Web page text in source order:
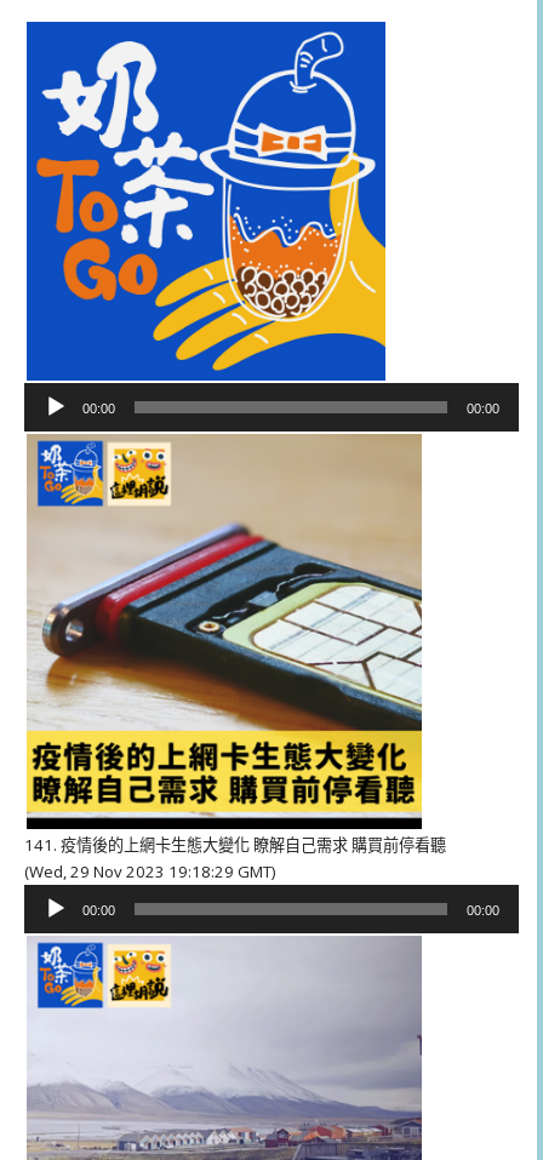
播
器
00:00 00:00
141. 疫情後的上網卡生態大變化 瞭解自己需求 購買前停看聽
(Wed, 29 Nov 2023 19:18:29 GMT)
播
器
00:00 00:00